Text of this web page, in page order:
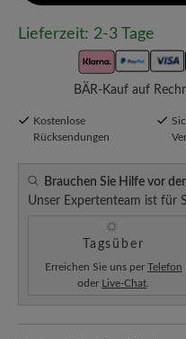
Lieferzeit: 2-3 Tage
BÄR-Kauf auf
Kostenlose
Rücksendungen
Brauchen Sie Hilfe vor
Unser Expertenteam ist für
Tagsüber
Erreichen Sie uns per Telefon
oder Live-Chat